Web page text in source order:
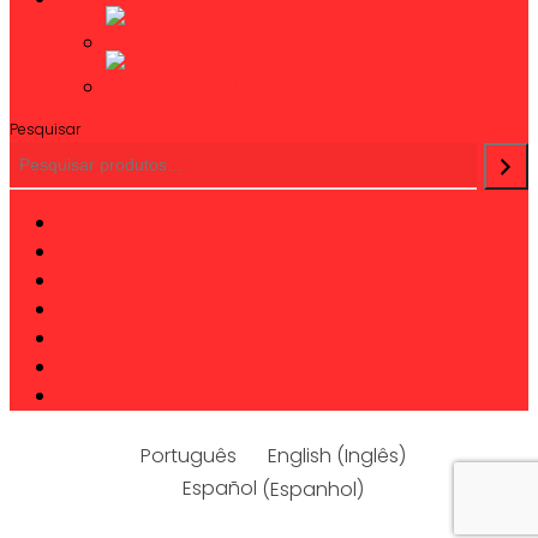
Pesquisar
Português English (Inglês)
Español (Espanhol)